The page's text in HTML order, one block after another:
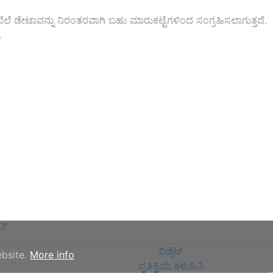
ಡೇಟಾವನ್ನು ನಿರಂತರವಾಗಿ ಬಹು ಮಾರುಕಟ್ಟೆಗಳಿಂದ ಸಂಗ್ರಹಿಸಲಾಗುತ್ತದೆ.
ವಿಡ್ಜೆಟ್
ಪ್ರತಿಕ್ರಿಯೆ ಕಳುಹಿಸಿ
More info